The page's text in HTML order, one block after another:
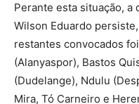
Perante esta situação, a
Wilson Eduardo
restantes convocados
(Alanyaspor), Bastos
(Dudelange), Ndulu
Mira, Tó Carneiro e